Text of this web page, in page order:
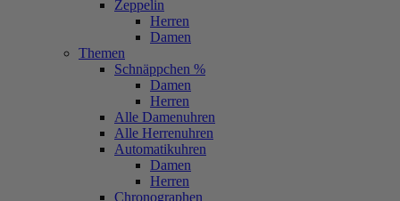
Zeppelin
Herren
Damen
Themen
Schnäppchen %
Damen
Herren
Alle Damenuhren
Alle Herrenuhren
Automatikuhren
Damen
Herren
Chronographen